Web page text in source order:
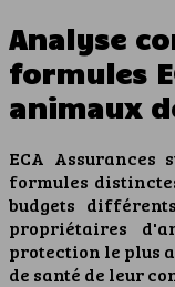
Analyse
formules
animaux
ECA
formules
budgets
propriétaires
protection le plus
de santé de leur